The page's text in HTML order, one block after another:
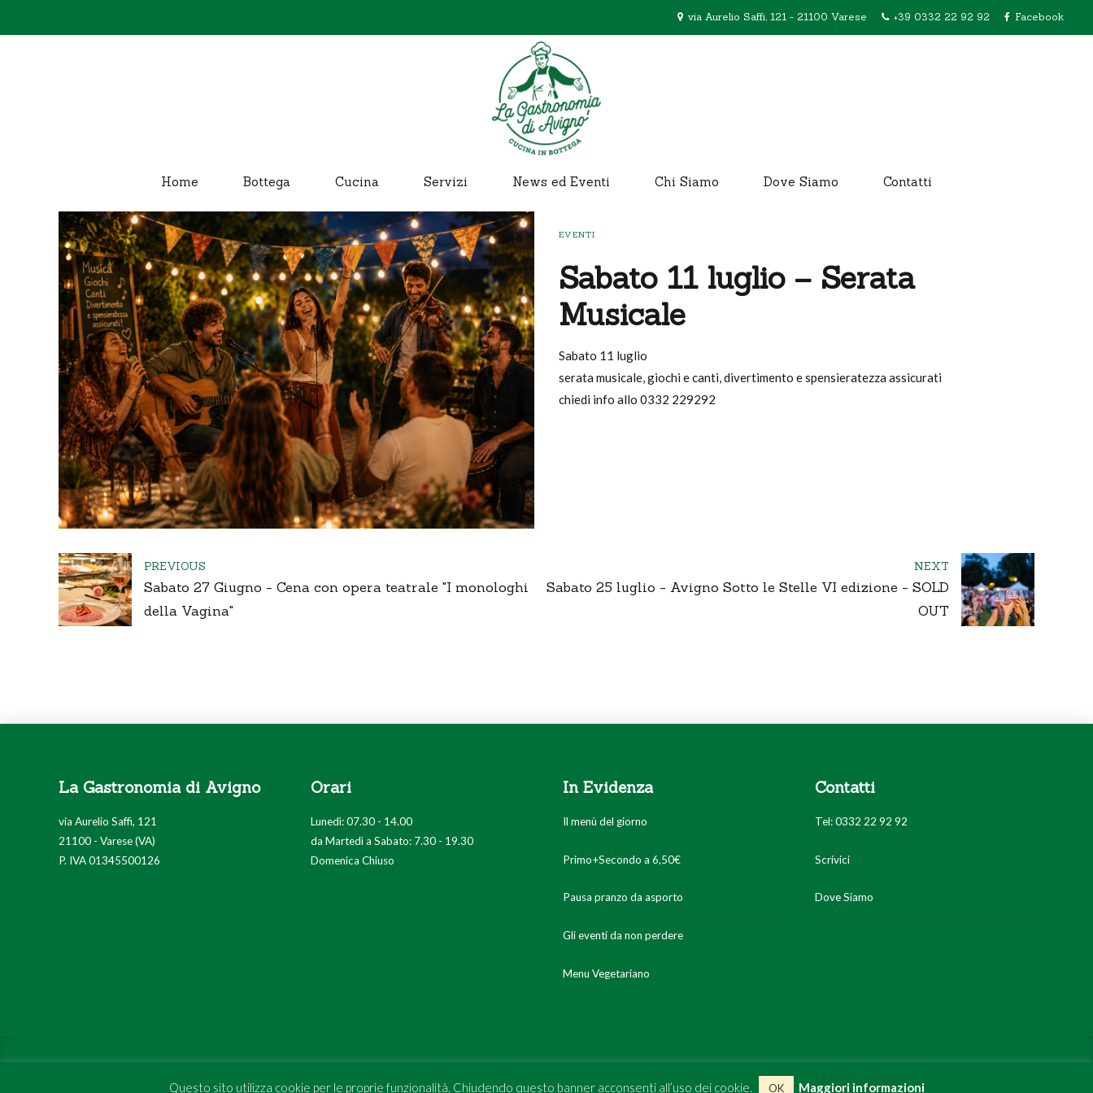
via Aurelio Saffi, 121 - 21100 Varese +39 0332 22 92 92 Facebook
Home Bottega Cucina Servizi News ed Eventi Chi Siamo Dove Siamo Contatti
EVENTI
Sabato 11 luglio – Serata
Musicale
Sabato 11 luglio
serata musicale, giochi e canti, divertimento e spensieratezza assicurati
chiedi info allo 0332 229292
PREVIOUS
Sabato 27 Giugno - Cena con opera teatrale "I monologhi
della Vagina"
NEXT
Sabato 25 luglio - Avigno Sotto le Stelle VI edizione - SOLD
OUT
La Gastronomia di Avigno
via Aurelio Saffi, 121
21100 - Varese (VA)
P. IVA 01345500126
Orari
Lunedì: 07.30 - 14.00
da Martedì a Sabato: 7.30 - 19.30
Domenica Chiuso
In Evidenza
Il menù del giorno
Primo+Secondo a 6,50€
Pausa pranzo da asporto
Gli eventi da non perdere
Menu Vegetariano
Contatti
Tel: 0332 22 92 92
Scrivici
Dove Siamo
Questo sito utilizza cookie per le proprie funzionalità. Chiudendo questo banner acconsenti all’uso dei cookie. OK Maggiori informazioni